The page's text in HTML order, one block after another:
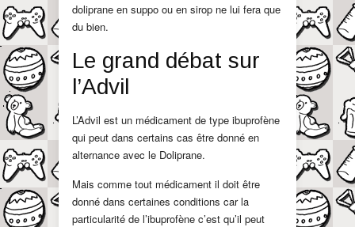
doliprane en suppo ou en sirop ne lui fera que
du bien.
Le grand débat sur
l’Advil
L’Advil est un médicament de type ibuprofène
qui peut dans certains cas être donné en
alternance avec le Doliprane.
Mais comme tout médicament il doit être
donné dans certaines conditions car la
particularité de l’ibuprofène c’est qu’il peut